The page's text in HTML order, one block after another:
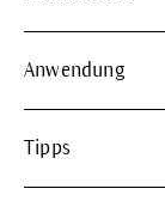
Anwendung
Tipps